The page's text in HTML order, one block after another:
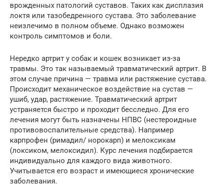
врожденных патологий суставов. Таких как дисплазия
локтя или тазобедренного сустава. Это заболевание
неизлечимо в полном объеме. Однако возможен
контроль симптомов и боли.
Нередко артрит у собак и кошек возникает из-за
травмы. Это так называемый травматический артрит. В
этом случае причина — травма или растяжение сустава.
Происходит механическое воздействие на сустав —
ушиб, удар, растяжение. Травматический артрит
устраняется быстро и проходит бесследно. Для его
лечения могут быть назначены НПВС (нестероидные
противовоспалительные средства). Например
карпрофен (римадил/ норокарп) и мелоксикам
(локсиком, мелоксидил). Курс лечения подбирается
индивидуально для каждого вида животного.
Учитывается его возраст и имеющиеся хронические
заболевания.